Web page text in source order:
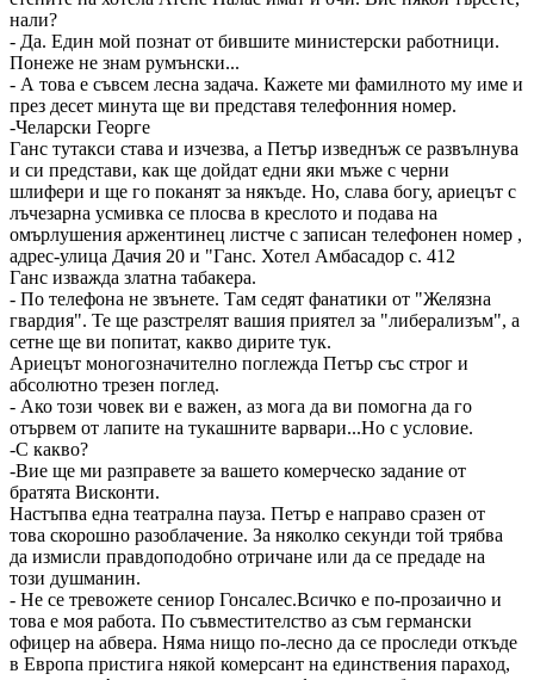
нали?
- Да. Един мой познат от бившите министерски работници.
Понеже не знам румънски...
- А това е съвсем лесна задача. Кажете ми фамилното му име и
през десет минута ще ви представя телефонния номер.
-Челарски Георге
Ганс тутакси става и изчезва, а Петър изведнъж се развълнува
и си представи, как ще дойдат едни яки мъже с черни
шлифери и ще го поканят за някъде. Но, слава богу, ариецът с
лъчезарна усмивка се плосва в креслото и подава на
омърлушения аржентинец листче с записан телефонен номер ,
адрес-улица Дачия 20 и "Ганс. Хотел Амбасадор с. 412
Ганс изважда златна табакера.
- По телефона не звънете. Там седят фанатики от "Желязна
гвардия". Те ще разстрелят вашия приятел за "либерализъм", а
сетне ще ви попитат, какво дирите тук.
Ариецът моногозначително поглежда Петър със строг и
абсолютно трезен поглед.
- Ако този човек ви е важен, аз мога да ви помогна да го
отървем от лапите на тукашните варвари...Но с условие.
-С какво?
-Вие ще ми разправете за вашето комерческо задание от
братята Висконти.
Настъпва една театрална пауза. Петър е направо сразен от
това скорошно разоблачение. За няколко секунди той трябва
да измисли правдоподобно отричане или да се предаде на
този душманин.
- Не се тревожете сениор Гонсалес.Всичко е по-прозаично и
това е моя работа. По съвместителство аз съм германски
офицер на абвера. Няма нищо по-лесно да се проследи откъде
в Европа пристига някой комерсант на единствения параход,